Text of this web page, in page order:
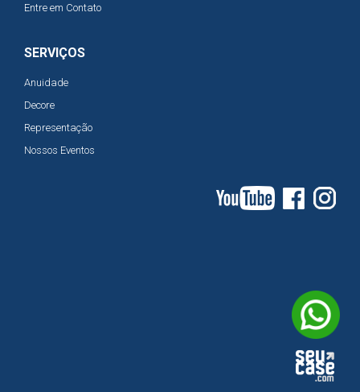
Entre em Contato
SERVIÇOS
Anuidade
Decore
Representação
Nossos Eventos